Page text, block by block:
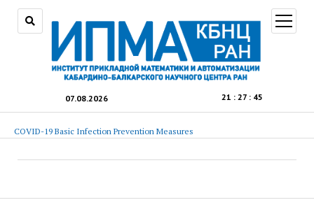
07.08.2026 21 : 27 : 45
open
menu
COVID-19 Basic Infection Prevention Measures